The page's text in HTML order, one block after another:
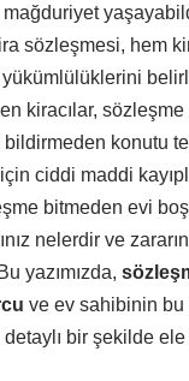
mağduriyet
sözleşmesi, hem
kiracılar,
konutu
ciddi maddi
bitmeden evi
nelerdir ve
yazımızda,
ve ev sahibinin bu
bir şekilde ele